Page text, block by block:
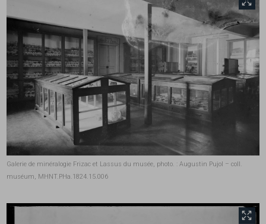
Galerie de minéralogie Frizac et Lassus du musée, photo. : Augustin Pujol – coll.
muséum, MHNT.PHa.1824.15.006
front.tobii.full_size